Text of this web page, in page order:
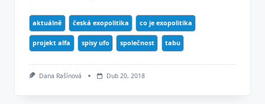
aktuálně česká exopolitika co je exopolitika
projekt alfa spisy ufo společnost tabu
Dana Rašínová Dub 20, 2018